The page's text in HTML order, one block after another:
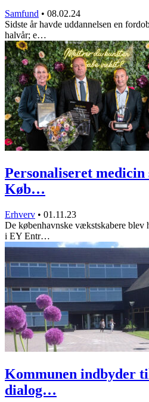
Samfund • 08.02.24
Sidste år havde uddannelsen en
halvår; e…
Personaliseret
Køb…
Erhverv • 01.11.23
De københavnske vækstskabere blev
i EY Entr…
Kommunen indbyder
dialog…